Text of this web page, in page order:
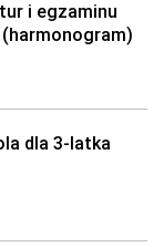
i egzaminu
dla 3-latka